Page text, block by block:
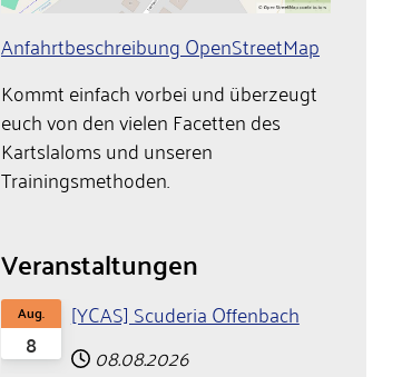
Anfahrtbeschreibung OpenStreetMap
Kommt einfach vorbei und überzeugt
euch von den vielen Facetten des
Kartslaloms und unseren
Trainingsmethoden.
Veranstaltungen
8
Aug.
[YCAS] Scuderia Offenbach
08.08.2026